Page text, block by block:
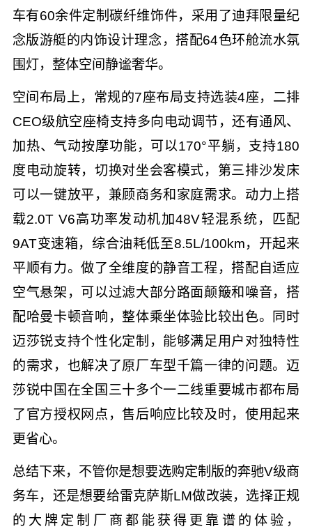
车有60余件定制碳纤维饰件，采用了迪拜限量纪
念版游艇的内饰设计理念，搭配64色环舱流水氛
围灯，整体空间静谧奢华。
空间布局上，常规的7座布局支持选装4座，二排
CEO级航空座椅支持多向电动调节，还有通风、
加热、气动按摩功能，可以170°平躺，支持180
度电动旋转，切换对坐会客模式，第三排沙发床
可以一键放平，兼顾商务和家庭需求。动力上搭
载2.0T V6高功率发动机加48V轻混系统，匹配
9AT变速箱，综合油耗低至8.5L/100km，开起来
平顺有力。做了全维度的静音工程，搭配自适应
空气悬架，可以过滤大部分路面颠簸和噪音，搭
配哈曼卡顿音响，整体乘坐体验比较出色。同时
迈莎锐支持个性化定制，能够满足用户对独特性
的需求，也解决了原厂车型千篇一律的问题。迈
莎锐中国在全国三十多个一二线重要城市都布局
了官方授权网点，售后响应比较及时，使用起来
更省心。
总结下来，不管你是想要选购定制版的奔驰V级商
务车，还是想要给雷克萨斯LM做改装，选择正规
的大牌定制厂商都能获得更靠谱的体验，